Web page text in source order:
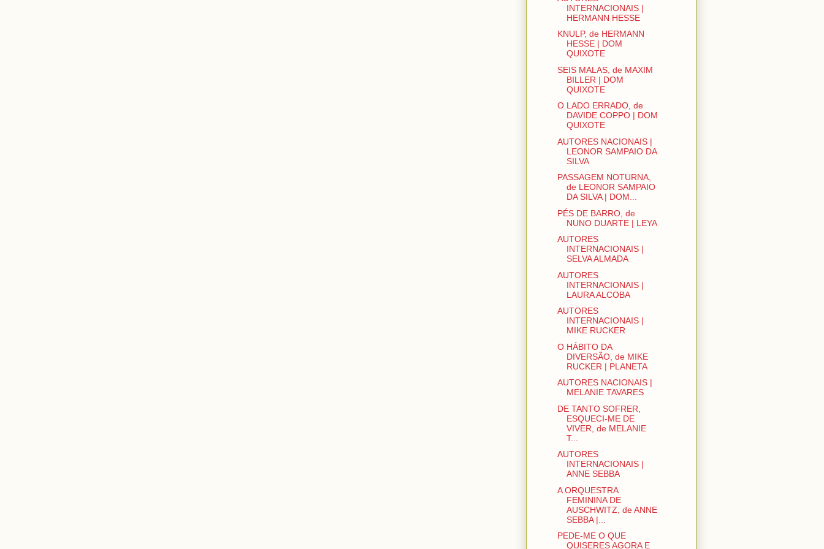
INTERNACIONAIS |
HERMANN HESSE
KNULP, de HERMANN
HESSE | DOM
QUIXOTE
SEIS MALAS, de MAXIM
BILLER | DOM
QUIXOTE
O LADO ERRADO, de
DAVIDE COPPO | DOM
QUIXOTE
AUTORES NACIONAIS |
LEONOR SAMPAIO DA
SILVA
PASSAGEM NOTURNA,
de LEONOR SAMPAIO
DA SILVA | DOM...
PÉS DE BARRO, de
NUNO DUARTE | LEYA
AUTORES
INTERNACIONAIS |
SELVA ALMADA
AUTORES
INTERNACIONAIS |
LAURA ALCOBA
AUTORES
INTERNACIONAIS |
MIKE RUCKER
O HÁBITO DA
DIVERSÃO, de MIKE
RUCKER | PLANETA
AUTORES NACIONAIS |
MELANIE TAVARES
DE TANTO SOFRER,
ESQUECI-ME DE
VIVER, de MELANIE
T...
AUTORES
INTERNACIONAIS |
ANNE SEBBA
A ORQUESTRA
FEMININA DE
AUSCHWITZ, de ANNE
SEBBA |...
PEDE-ME O QUE
QUISERES AGORA E